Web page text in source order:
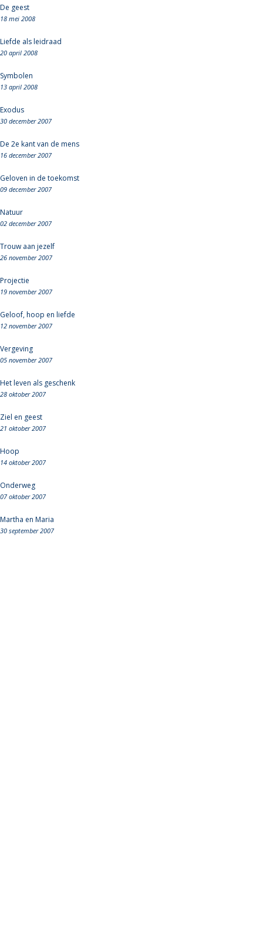
De geest
18 mei 2008
Liefde als leidraad
20 april 2008
Symbolen
13 april 2008
Exodus
30 december 2007
De 2e kant van de mens
16 december 2007
Geloven in de toekomst
09 december 2007
Natuur
02 december 2007
Trouw aan jezelf
26 november 2007
Projectie
19 november 2007
Geloof, hoop en liefde
12 november 2007
Vergeving
05 november 2007
Het leven als geschenk
28 oktober 2007
Ziel en geest
21 oktober 2007
Hoop
14 oktober 2007
Onderweg
07 oktober 2007
Martha en Maria
30 september 2007